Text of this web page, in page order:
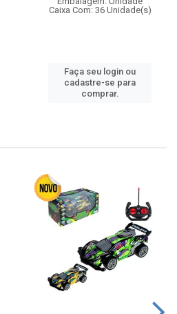
Caixa Com: 36 Unidade(s)
Faça seu login ou
cadastre-se para
comprar.